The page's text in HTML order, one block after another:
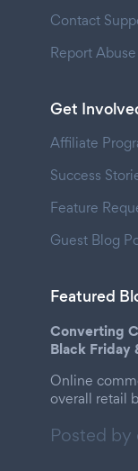
Contact
Report Abuse
Get
Affiliate
Success
Feature
Guest Blog
Featured
Converting
Black Friday
Online
overall retail
Posted by